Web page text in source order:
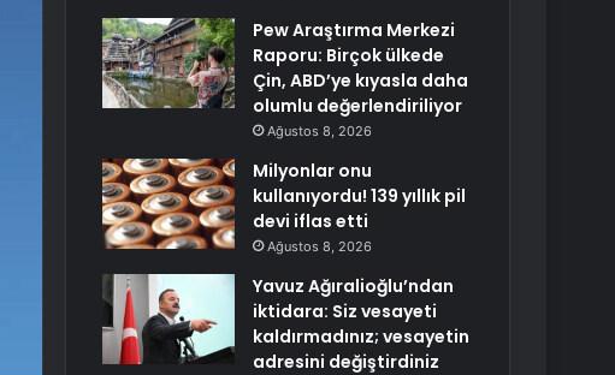
Pew Araştırma Merkezi
Raporu: Birçok ülkede
Çin, ABD’ye kıyasla daha
olumlu değerlendiriliyor
Ağustos 8, 2026
Milyonlar onu
kullanıyordu! 139 yıllık pil
devi iflas etti
Ağustos 8, 2026
Yavuz Ağıralioğlu’ndan
iktidara: Siz vesayeti
kaldırmadınız; vesayetin
adresini değiştirdiniz